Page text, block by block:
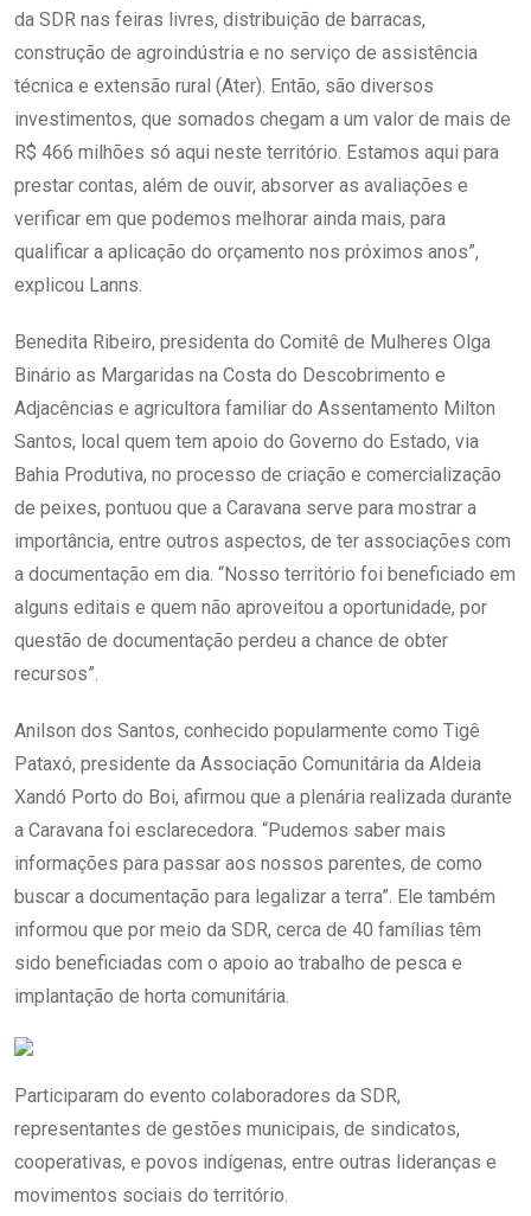
da SDR nas feiras livres, distribuição de barracas,
construção de agroindústria e no serviço de assistência
técnica e extensão rural (Ater). Então, são diversos
investimentos, que somados chegam a um valor de mais de
R$ 466 milhões só aqui neste território. Estamos aqui para
prestar contas, além de ouvir, absorver as avaliações e
verificar em que podemos melhorar ainda mais, para
qualificar a aplicação do orçamento nos próximos anos”,
explicou Lanns.
Benedita Ribeiro, presidenta do Comitê de Mulheres Olga
Binário as Margaridas na Costa do Descobrimento e
Adjacências e agricultora familiar do Assentamento Milton
Santos, local quem tem apoio do Governo do Estado, via
Bahia Produtiva, no processo de criação e comercialização
de peixes, pontuou que a Caravana serve para mostrar a
importância, entre outros aspectos, de ter associações com
a documentação em dia. “Nosso território foi beneficiado em
alguns editais e quem não aproveitou a oportunidade, por
questão de documentação perdeu a chance de obter
recursos”.
Anilson dos Santos, conhecido popularmente como Tigê
Pataxó, presidente da Associação Comunitária da Aldeia
Xandó Porto do Boi, afirmou que a plenária realizada durante
a Caravana foi esclarecedora. “Pudemos saber mais
informações para passar aos nossos parentes, de como
buscar a documentação para legalizar a terra”. Ele também
informou que por meio da SDR, cerca de 40 famílias têm
sido beneficiadas com o apoio ao trabalho de pesca e
implantação de horta comunitária.
Participaram do evento colaboradores da SDR,
representantes de gestões municipais, de sindicatos,
cooperativas, e povos indígenas, entre outras lideranças e
movimentos sociais do território.